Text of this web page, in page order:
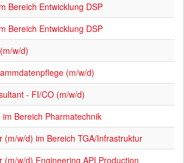
Bereich Entwicklung DSP
Bereich Entwicklung DSP
w/d)
(m/w/d)
- FI/CO (m/w/d)
Bereich Pharmatechnik
(m/w/d) im Bereich TGA/Infrastruktur
(m/w/d) Engineering API Production